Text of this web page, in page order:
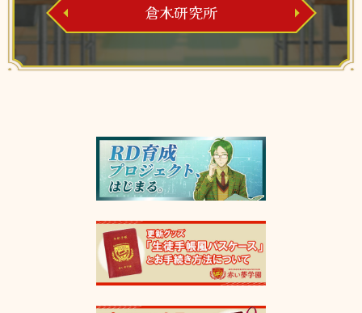
倉木研究所